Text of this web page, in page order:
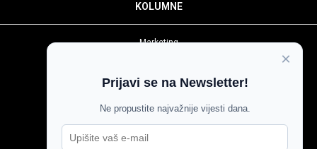
KOLUMNE
Marketing
Impressum
Pravila komentiranja
Agroglas
×
Prijavi se na Newsletter!
Ne propustite najvažnije vijesti dana.